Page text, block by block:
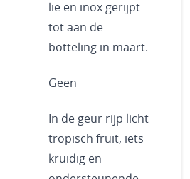
lie en inox gerijpt
tot aan de
botteling in maart.
Geen
In de geur rijp licht
tropisch fruit, iets
kruidig en